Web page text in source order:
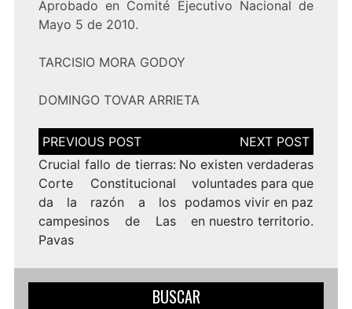
Aprobado en Comité Ejecutivo Nacional de
Mayo 5 de 2010.
TARCISIO MORA GODOY
DOMINGO TOVAR ARRIETA
Navegación
de
entradas
Crucial fallo de tierras:
Corte Constitucional
da la razón a los
campesinos de Las
Pavas
No existen verdaderas
voluntades para que
podamos vivir en paz
en nuestro territorio.
BUSCAR